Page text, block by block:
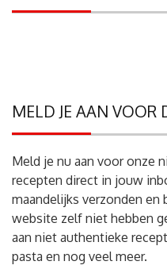
MELD JE AAN VOOR
Meld je nu aan voor onze
recepten direct in jouw
maandelijks verzonden en
website zelf niet hebben
aan niet authentieke
pasta en nog veel meer.